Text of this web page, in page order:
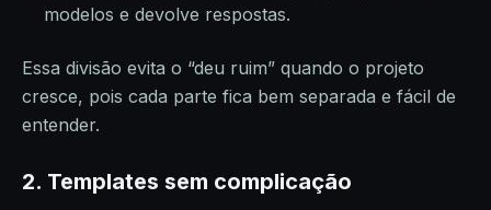
modelos e devolve respostas.
Essa divisão evita o “deu ruim” quando o projeto
cresce, pois cada parte fica bem separada e fácil de
entender.
2. Templates sem complicação